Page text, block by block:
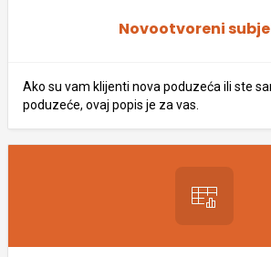
Novootvoreni
Ako su vam klijenti nova poduzeća ili ste
poduzeće, ovaj popis je za vas.